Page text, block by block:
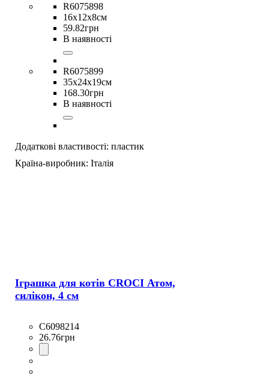
R6075898
16х12х8см
59.82грн
В наявності
R6075899
35х24х19см
168.30грн
В наявності
Додаткові властивості: пластик
Країна-виробник: Італія
Іграшка для котів CROCI Атом,
силікон, 4 см
C6098214
26.76грн